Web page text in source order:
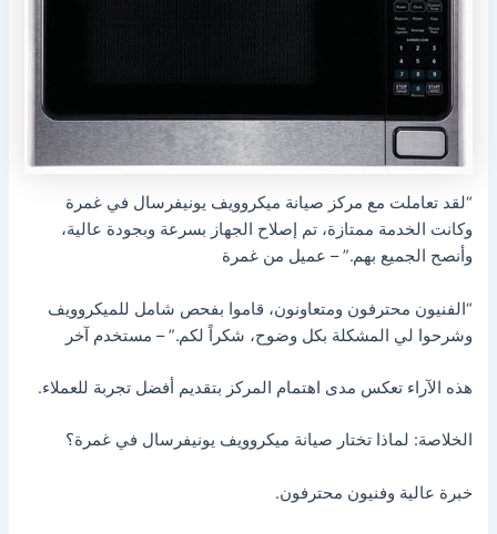
“لقد تعاملت مع مركز صيانة ميكروويف يونيفرسال في غمرة
وكانت الخدمة ممتازة، تم إصلاح الجهاز بسرعة وبجودة عالية،
وأنصح الجميع بهم.” – عميل من غمرة
“الفنيون محترفون ومتعاونون، قاموا بفحص شامل للميكروويف
وشرحوا لي المشكلة بكل وضوح، شكراً لكم.” – مستخدم آخر
هذه الآراء تعكس مدى اهتمام المركز بتقديم أفضل تجربة للعملاء.
الخلاصة: لماذا تختار صيانة ميكروويف يونيفرسال في غمرة؟
خبرة عالية وفنيون محترفون.